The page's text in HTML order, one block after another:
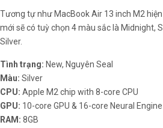
Tương tự như MacBook Air 13 inch M2
mới sẽ có tuỳ chọn 4 màu sắc là Midnight,
Silver.
Tình trạng: New, Nguyên Seal
Màu: Silver
CPU: Apple M2 chip with 8-core CPU
GPU: 10-core GPU & 16-core Neural Engine
RAM: 8GB